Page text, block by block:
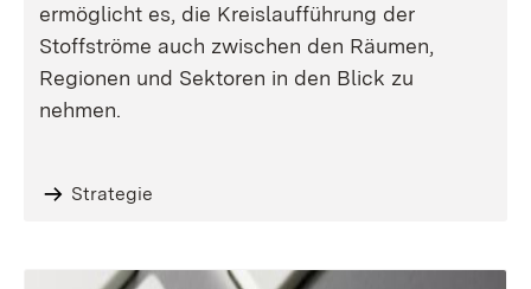
ermöglicht es, die Kreislaufführung der
Stoffströme auch zwischen den Räumen,
Regionen und Sektoren in den Blick zu
nehmen.
Strategie